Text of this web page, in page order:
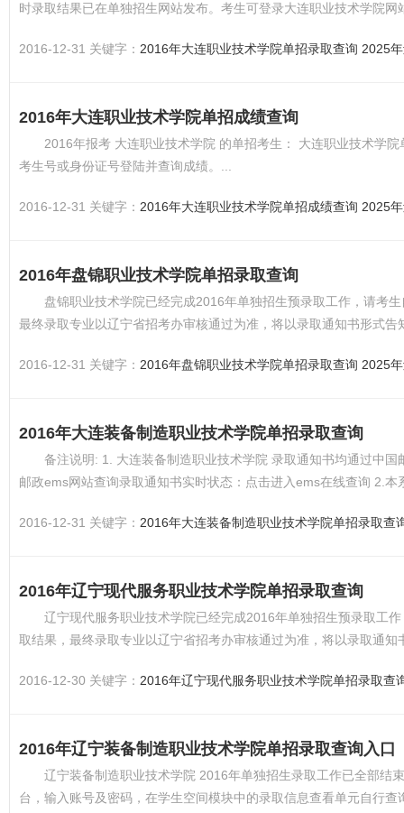
时录取结果已在单独招生网站发布。考生可登录大连职业技术学院
2016-12-31 关键字： 2016年大连职业技术学院单招录取查询 2025
2016年大连职业技术学院单招成绩查询
2016年报考 大连职业技术学院 的单招考生： 大连职业技术学
考生号或身份证号登陆并查询成绩。...
2016-12-31 关键字： 2016年大连职业技术学院单招成绩查询 2025
2016年盘锦职业技术学院单招录取查询
盘锦职业技术学院已经完成2016年单独招生预录取工作，请考
最终录取专业以辽宁省招考办审核通过为准，将以录取通知书形式告
2016-12-31 关键字： 2016年盘锦职业技术学院单招录取查询 2025
2016年大连装备制造职业技术学院单招录取查询
备注说明: 1. 大连装备制造职业技术学院 录取通知书均通过中
邮政ems网站查询录取通知书实时状态：点击进入ems在线查询 2.
2016-12-31 关键字： 2016年大连装备制造职业技术学院单招录取查
2016年辽宁现代服务职业技术学院单招录取查询
辽宁现代服务职业技术学院已经完成2016年单独招生预录取工
取结果，最终录取专业以辽宁省招考办审核通过为准，将以录取通
2016-12-30 关键字： 2016年辽宁现代服务职业技术学院单招录取查
2016年辽宁装备制造职业技术学院单招录取查询入口
辽宁装备制造职业技术学院 2016年单独招生录取工作已全部结
台，输入账号及密码，在学生空间模块中的录取信息查看单元自行